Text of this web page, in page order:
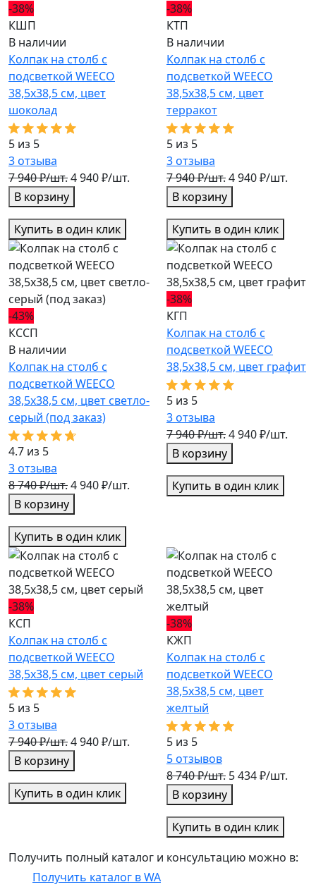
-38%
КШП
В наличии
Колпак на столб с
подсветкой WEECO
38,5х38,5 см, цвет
шоколад
5 из 5
3отзыва
7 940 ₽/шт.4 940 ₽/шт.
В корзину
Купить в один клик
-38%
КТП
В наличии
Колпак на столб с
подсветкой WEECO
38,5х38,5 см, цвет
терракот
5 из 5
3отзыва
7 940 ₽/шт.4 940 ₽/шт.
В корзину
Купить в один клик
-43%
КССП
В наличии
Колпак на столб с
подсветкой WEECO
38,5х38,5 см, цвет светло-
серый (под заказ)
4.7 из 5
3отзыва
8 740 ₽/шт.4 940 ₽/шт.
В корзину
Купить в один клик
-38%
КГП
Колпак на столб с
подсветкой WEECO
38,5х38,5 см, цвет графит
5 из 5
3отзыва
7 940 ₽/шт.4 940 ₽/шт.
В корзину
Купить в один клик
-38%
КСП
Колпак на столб с
подсветкой WEECO
38,5х38,5 см, цвет серый
5 из 5
3отзыва
7 940 ₽/шт.4 940 ₽/шт.
В корзину
Купить в один клик
-38%
КЖП
Колпак на столб с
подсветкой WEECO
38,5х38,5 см, цвет
желтый
5 из 5
5отзывов
8 740 ₽/шт. 5 434 ₽/шт.
В корзину
Купить в один клик
Получить полный каталог и консультацию можно в:
Получить каталог в WA